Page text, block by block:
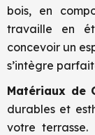
bois, en
travaille en
concevoir un
s’intègre
Matériaux de
durables et
votre